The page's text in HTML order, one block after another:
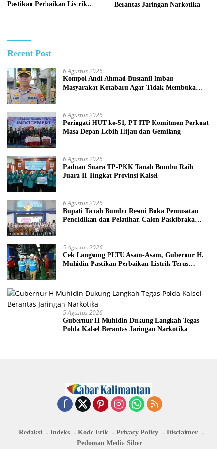
Pastikan Perbaikan Listrik
Berantas Jaringan Narkotika
Recent Post
6 Agustus 2026
Kompol Andi Ahmad Bustanil Imbau
Masyarakat Kotabaru Agar Tidak Membuka
6 Agustus 2026
Peringati HUT ke-51, PT ITP Komitmen Perkuat
Masa Depan Lebih Hijau dan Gemilang
6 Agustus 2026
Paduan Suara TP-PKK Tanah Bumbu Raih
Juara II Tingkat Provinsi Kalsel
6 Agustus 2026
Bupati Tanah Bumbu Resmi Buka Pemusatan
Pendidikan dan Pelatihan Calon Paskibraka
5 Agustus 2026
Cek Langsung PLTU Asam-Asam, Gubernur H.
Muhidin Pastikan Perbaikan Listrik Terus
5 Agustus 2026
Gubernur H Muhidin Dukung Langkah Tegas
Polda Kalsel Berantas Jaringan Narkotika
Redaksi Indeks Kode Etik Privacy Policy
Disclaimer
Pedoman Media Siber